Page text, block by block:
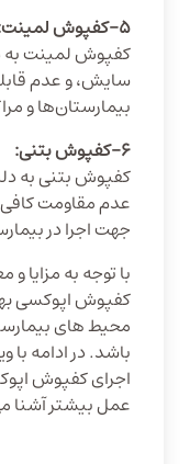
۵−کفپوش لمینت:
کفپوش لمینت به
سایش، و عدم
بیمارستان‌ها و
۶-کفپوش بتنی:
کفپوش بتنی به
عدم مقاومت کافی
جهت اجرا در
با توجه به مزایا
کفپوش اپوکسی
محیط های
باشد. در ادامه با
اجرای کفپوش
عمل بیشتر آشنا